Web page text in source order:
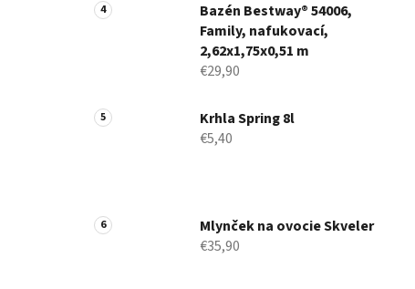
Bazén Bestway® 54006,
Family, nafukovací,
2,62x1,75x0,51 m
€29,90
Krhla Spring 8l
€5,40
Mlynček na ovocie Skveler
€35,90